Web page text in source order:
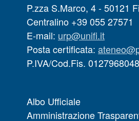
P.zza S.Marco, 4 - 50121
Centralino +39 055 27571
E-mail: urp@unifi.it
Posta certificata:
P.IVA/Cod.Fis.
Albo Ufficiale
Amministrazione